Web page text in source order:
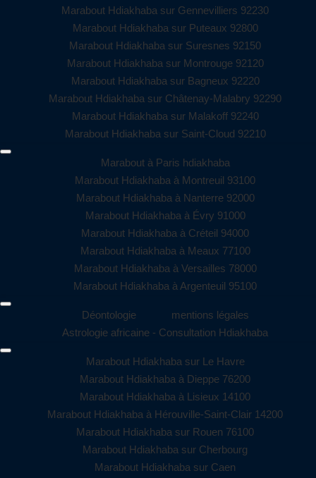
Marabout Hdiakhaba sur Gennevilliers 92230
Marabout Hdiakhaba sur Puteaux 92800
Marabout Hdiakhaba sur Suresnes 92150
Marabout Hdiakhaba sur Montrouge 92120
Marabout Hdiakhaba sur Bagneux 92220
Marabout Hdiakhaba sur Châtenay-Malabry 92290
Marabout Hdiakhaba sur Malakoff 92240
Marabout Hdiakhaba sur Saint-Cloud 92210
Marabout à Paris hdiakhaba
Marabout Hdiakhaba à Montreuil 93100
Marabout Hdiakhaba à Nanterre 92000
Marabout Hdiakhaba à Évry 91000
Marabout Hdiakhaba à Créteil 94000
Marabout Hdiakhaba à Meaux 77100
Marabout Hdiakhaba à Versailles 78000
Marabout Hdiakhaba à Argenteuil 95100
Déontologie
mentions légales
Astrologie africaine - Consultation Hdiakhaba
Marabout Hdiakhaba sur Le Havre
Marabout Hdiakhaba à Dieppe 76200
Marabout Hdiakhaba à Lisieux 14100
Marabout Hdiakhaba à Hérouville-Saint-Clair 14200
Marabout Hdiakhaba sur Rouen 76100
Marabout Hdiakhaba sur Cherbourg
Marabout Hdiakhaba sur Caen